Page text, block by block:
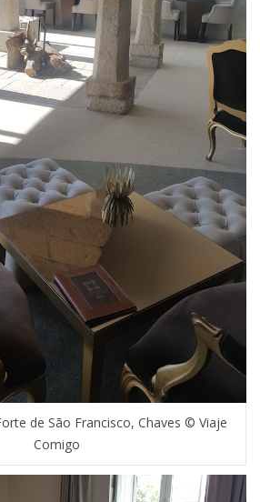
de São Francisco, Chaves © Viaje
Comigo